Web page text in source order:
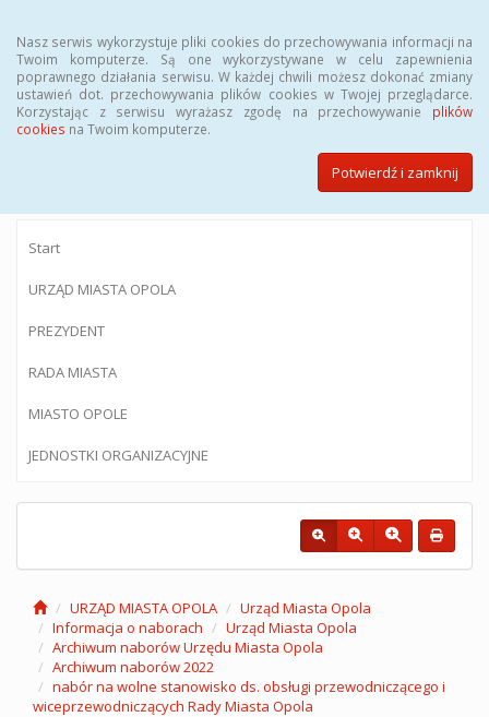
Nasz serwis wykorzystuje pliki cookies do przechowywania informacji na
Twoim komputerze. Są one wykorzystywane w celu zapewnienia
poprawnego działania serwisu. W każdej chwili możesz dokonać zmiany
ustawień dot. przechowywania plików cookies w Twojej przeglądarce.
Korzystając z serwisu wyrażasz zgodę na przechowywanie plików
cookies na Twoim komputerze.
Potwierdź i zamknij
BIULETYN INFORMACJI PUBLICZNEJ
Urzędu Miasta Opola
Start
URZĄD MIASTA OPOLA
PREZYDENT
RADA MIASTA
MIASTO OPOLE
JEDNOSTKI ORGANIZACYJNE
URZĄD MIASTA OPOLA
Urząd Miasta Opola
Informacja o naborach
Urząd Miasta Opola
Archiwum naborów Urzędu Miasta Opola
Archiwum naborów 2022
nabór na wolne stanowisko ds. obsługi przewodniczącego i
wiceprzewodniczących Rady Miasta Opola